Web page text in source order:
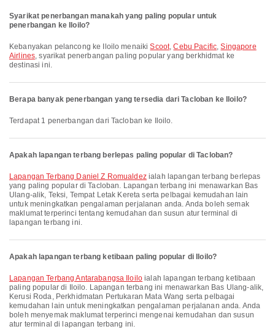
Syarikat penerbangan manakah yang paling popular untuk
penerbangan ke Iloilo?
Kebanyakan pelancong ke Iloilo menaikiScoot,Cebu Pacific,Singapore
Airlines, syarikat penerbangan paling popular yang berkhidmat ke
destinasi ini.
Berapa banyak penerbangan yang tersedia dari Tacloban ke Iloilo?
Terdapat 1 penerbangan dari Tacloban ke Iloilo.
Apakah lapangan terbang berlepas paling popular di Tacloban?
Lapangan Terbang Daniel Z Romualdezialah lapangan terbang berlepas
yang paling popular di Tacloban. Lapangan terbang ini menawarkan Bas
Ulang-alik, Teksi, Tempat Letak Kereta serta pelbagai kemudahan lain
untuk meningkatkan pengalaman perjalanan anda. Anda boleh semak
maklumat terperinci tentang kemudahan dan susun atur terminal di
lapangan terbang ini.
Apakah lapangan terbang ketibaan paling popular di Iloilo?
Lapangan Terbang Antarabangsa Iloilo ialah lapangan terbang ketibaan
paling popular di Iloilo. Lapangan terbang ini menawarkan Bas Ulang-alik,
Kerusi Roda, Perkhidmatan Pertukaran Mata Wang serta pelbagai
kemudahan lain untuk meningkatkan pengalaman perjalanan anda. Anda
boleh menyemak maklumat terperinci mengenai kemudahan dan susun
atur terminal di lapangan terbang ini.